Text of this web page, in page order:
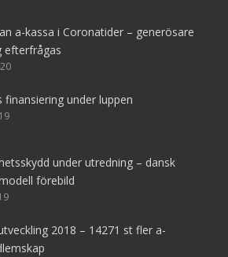
a-kassa i Coronatider – generösare
efterfrågas
finansiering under luppen
under utredning – dansk
förebild
2018 – 14271 st fler a-